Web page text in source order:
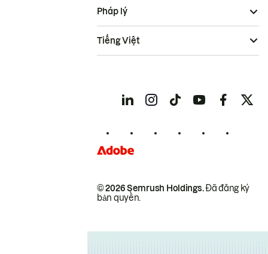
© 2026 Semrush Holdings.Đã đăng ký
bản quyền.
Pháp lý
Tiếng Việt